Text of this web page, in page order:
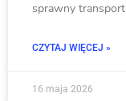
sprawny transport
CZYTAJ WIĘCEJ »
16 maja 2026